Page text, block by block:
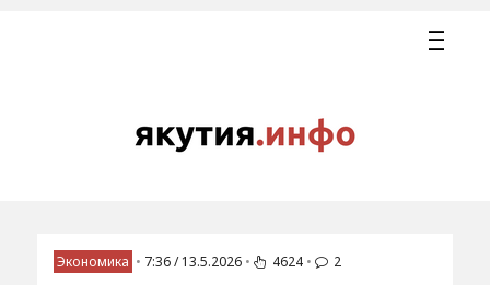
Экономика • 7:36 / 13.5.2026 • 4624 • 2